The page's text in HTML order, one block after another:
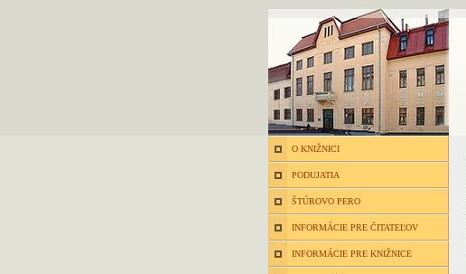
O KNIŽNICI
PODUJATIA
ŠTÚROVO PERO
INFORMÁCIE PRE ČITATEĽOV
INFORMÁCIE PRE KNIŽNICE